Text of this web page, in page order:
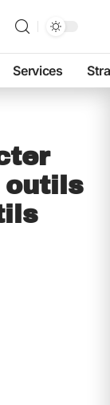
Services
outils